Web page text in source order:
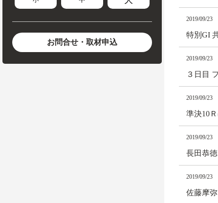
お問合せ・取材申込
2019/09/23
特別GI
2019/09/23
３日目
2019/09/23
準決10
2019/09/23
長田恭
2019/09/23
佐藤摩